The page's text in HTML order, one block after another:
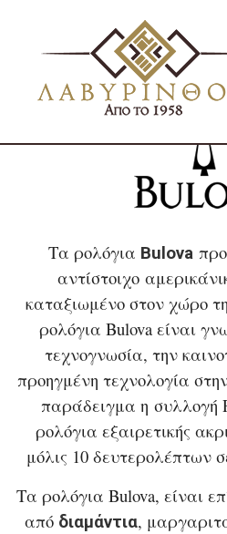
Τα ρολόγια Bulova
αντίστοιχο
καταξιωμένο στον χώρο
ρολόγια Bulova είναι
τεχνογνωσία, την
προηγμένη τεχνολογία
παράδειγμα η συλλογή
ρολόγια εξαιρετικής
μόλις 10 δευτερολέπτων
Τα ρολόγια Bulova, είναι
απόδιαμάντια,